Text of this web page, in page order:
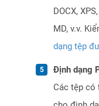
DOCX,
MD, v.v.
dạng tệp
Định dạng
Các tệp có